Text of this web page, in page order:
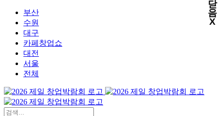
부산
수원
대구
카페창업쇼
대전
서울
전체
검
X
X
X
X
닫
음
X